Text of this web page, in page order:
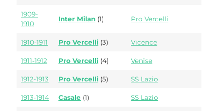
1909-
1910
Inter Milan (1) Pro Vercelli
1910-1911 Pro Vercelli (3) Vicence
1911-1912 Pro Vercelli (4) Venise
1912-1913 Pro Vercelli (5) SS Lazio
1913-1914 Casale (1) SS Lazio